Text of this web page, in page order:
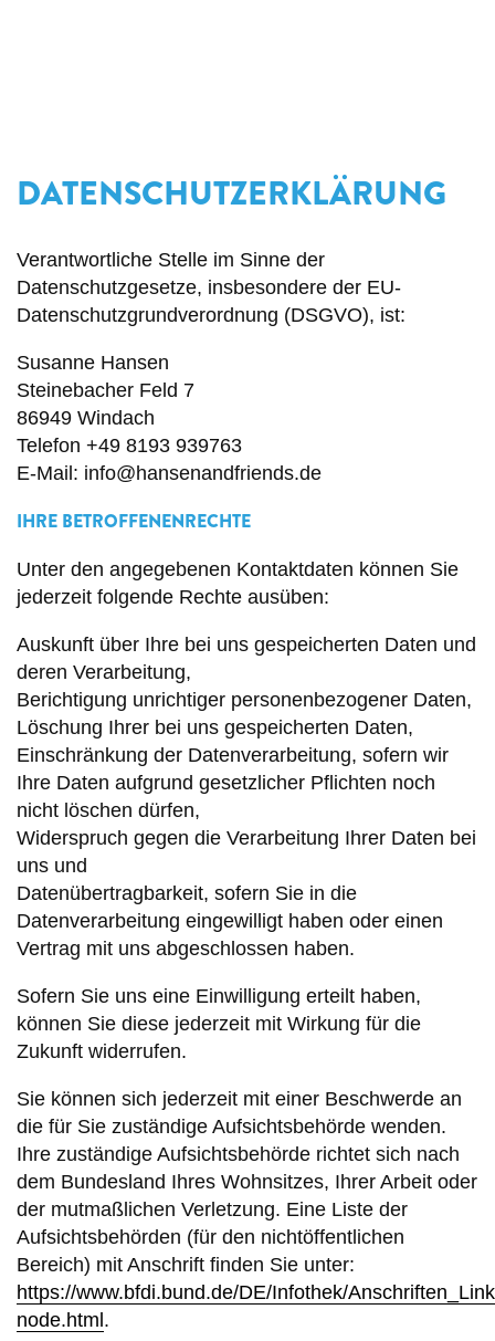
DATENSCHUTZERKLÄRUNG
Verantwortliche Stelle im Sinne der
Datenschutzgesetze, insbesondere der EU-
Datenschutzgrundverordnung (DSGVO), ist:
Susanne Hansen
Steinebacher Feld 7
86949 Windach
Telefon +49 8193 939763
E-Mail: info@hansenandfriends.de
IHRE BETROFFENENRECHTE
Unter den angegebenen Kontaktdaten können Sie
jederzeit folgende Rechte ausüben:
Auskunft über Ihre bei uns gespeicherten Daten und
deren Verarbeitung,
Berichtigung unrichtiger personenbezogener Daten,
Löschung Ihrer bei uns gespeicherten Daten,
Einschränkung der Datenverarbeitung, sofern wir
Ihre Daten aufgrund gesetzlicher Pflichten noch
nicht löschen dürfen,
Widerspruch gegen die Verarbeitung Ihrer Daten bei
uns und
Datenübertragbarkeit, sofern Sie in die
Datenverarbeitung eingewilligt haben oder einen
Vertrag mit uns abgeschlossen haben.
Sofern Sie uns eine Einwilligung erteilt haben,
können Sie diese jederzeit mit Wirkung für die
Zukunft widerrufen.
Sie können sich jederzeit mit einer Beschwerde an
die für Sie zuständige Aufsichtsbehörde wenden.
Ihre zuständige Aufsichtsbehörde richtet sich nach
dem Bundesland Ihres Wohnsitzes, Ihrer Arbeit oder
der mutmaßlichen Verletzung. Eine Liste der
Aufsichtsbehörden (für den nichtöffentlichen
Bereich) mit Anschrift finden Sie unter:
https://www.bfdi.bund.de/DE/Infothek/
node.html.